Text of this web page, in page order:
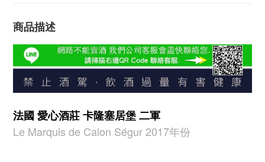
商品描述
法國 愛心酒莊 卡隆塞居堡 二軍
Le Marquis de Calon Ségur 2017年份